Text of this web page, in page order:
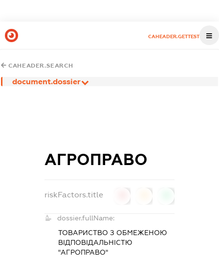
CAHEADER.GETTEST
CAHEADER.SEARCH
document.dossier
АГРОПРАВО
riskFactors.title
dossier.fullName:
ТОВАРИСТВО З ОБМЕЖЕНОЮ
ВІДПОВІДАЛЬНІСТЮ
"АГРОПРАВО"